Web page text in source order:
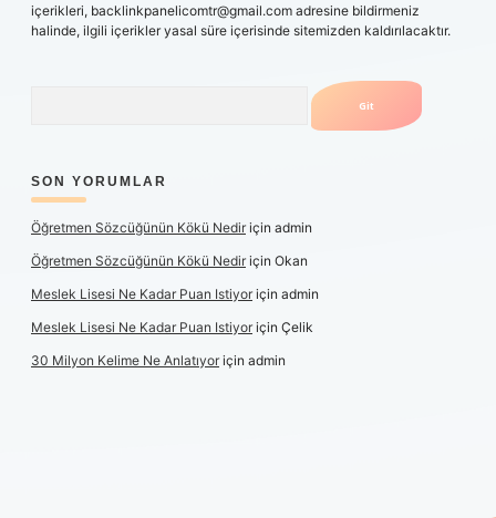
içerikleri, backlinkpanelicomtr@gmail.com adresine bildirmeniz
halinde, ilgili içerikler yasal süre içerisinde sitemizden kaldırılacaktır.
SON YORUMLAR
Öğretmen Sözcüğünün Kökü Nediriçin admin
Öğretmen Sözcüğünün Kökü Nediriçin Okan
Meslek Lisesi Ne Kadar Puan Istiyoriçin admin
Meslek Lisesi Ne Kadar Puan Istiyoriçin Çelik
30 Milyon Kelime Ne Anlatıyoriçin admin